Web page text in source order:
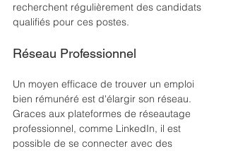
recherchent régulièrement des candidats
qualifiés pour ces postes.
Réseau Professionnel
Un moyen efficace de trouver un emploi
bien rémunéré est d'élargir son réseau.
Graces aux plateformes de réseautage
professionnel, comme LinkedIn, il est
possible de se connecter avec des